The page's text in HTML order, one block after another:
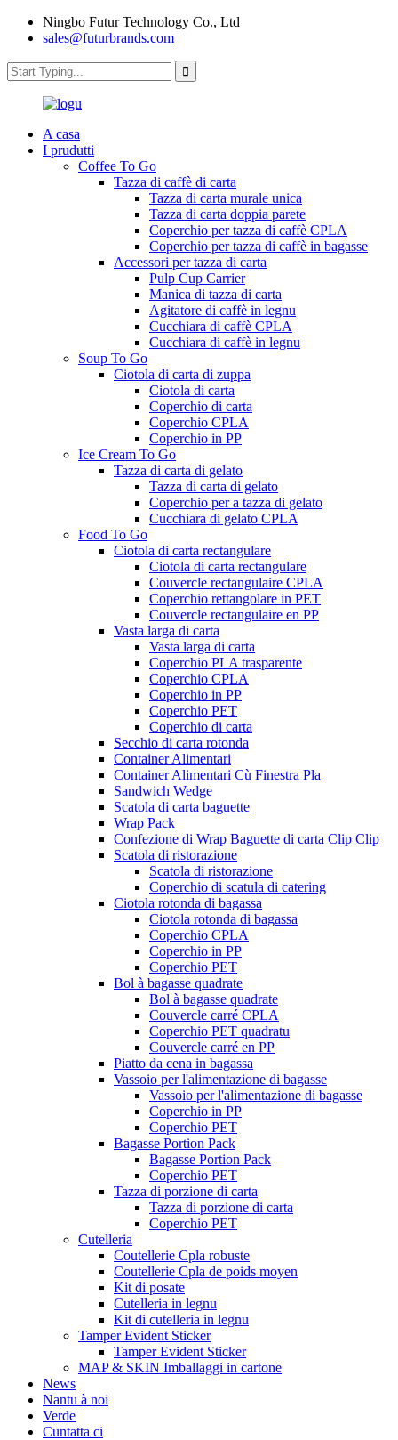
Ningbo Futur Technology Co., Ltd
sales@futurbrands.com
A casa
I prudutti
Coffee To Go
Tazza di caffè di carta
Tazza di carta murale unica
Tazza di carta doppia parete
Coperchio per tazza di caffè CPLA
Coperchio per tazza di caffè in bagasse
Accessori per tazza di carta
Pulp Cup Carrier
Manica di tazza di carta
Agitatore di caffè in legnu
Cucchiara di caffè CPLA
Cucchiara di caffè in legnu
Soup To Go
Ciotola di carta di zuppa
Ciotola di carta
Coperchio di carta
Coperchio CPLA
Coperchio in PP
Ice Cream To Go
Tazza di carta di gelato
Tazza di carta di gelato
Coperchio per a tazza di gelato
Cucchiara di gelato CPLA
Food To Go
Ciotola di carta rectangulare
Ciotola di carta rectangulare
Couvercle rectangulaire CPLA
Coperchio rettangolare in PET
Couvercle rectangulaire en PP
Vasta larga di carta
Vasta larga di carta
Coperchio PLA trasparente
Coperchio CPLA
Coperchio in PP
Coperchio PET
Coperchio di carta
Secchio di carta rotonda
Container Alimentari
Container Alimentari Cù Finestra Pla
Sandwich Wedge
Scatola di carta baguette
Wrap Pack
Confezione di Wrap Baguette di carta Clip Clip
Scatola di ristorazione
Scatola di ristorazione
Coperchio di scatula di catering
Ciotola rotonda di bagassa
Ciotola rotonda di bagassa
Coperchio CPLA
Coperchio in PP
Coperchio PET
Bol à bagasse quadrate
Bol à bagasse quadrate
Couvercle carré CPLA
Coperchio PET quadratu
Couvercle carré en PP
Piatto da cena in bagassa
Vassoio per l'alimentazione di bagasse
Vassoio per l'alimentazione di bagasse
Coperchio in PP
Coperchio PET
Bagasse Portion Pack
Bagasse Portion Pack
Coperchio PET
Tazza di porzione di carta
Tazza di porzione di carta
Coperchio PET
Cutelleria
Coutellerie Cpla robuste
Coutellerie Cpla de poids moyen
Kit di posate
Cutelleria in legnu
Kit di cutelleria in legnu
Tamper Evident Sticker
Tamper Evident Sticker
MAP & SKIN Imballaggi in cartone
News
Nantu à noi
Verde
Cuntatta ci